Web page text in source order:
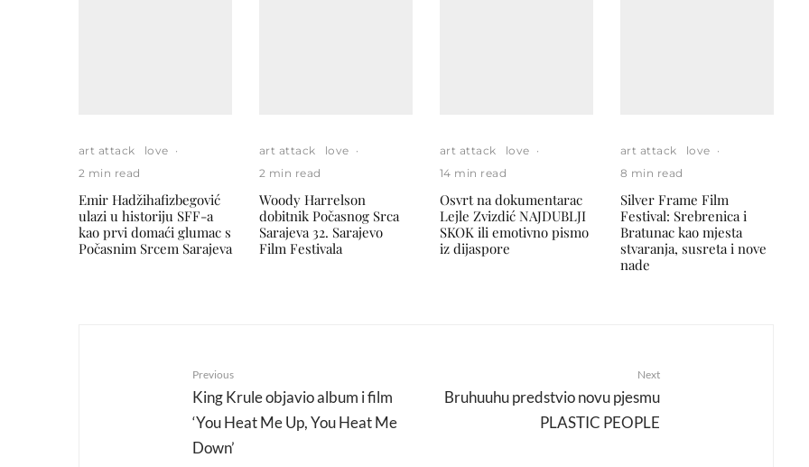
art attack love ·
2 min read
Emir Hadžihafizbegović
ulazi u historiju SFF-a
kao prvi domaći glumac s
Počasnim Srcem Sarajeva
art attack love ·
2 min read
Woody Harrelson
dobitnik Počasnog Srca
Sarajeva 32. Sarajevo
Film Festivala
art attack love ·
14 min read
Osvrt na dokumentarac
Lejle Zvizdić NAJDUBLJI
SKOK ili emotivno pismo
iz dijaspore
art attack love ·
8 min read
Silver Frame Film
Festival: Srebrenica i
Bratunac kao mjesta
stvaranja, susreta i nove
nade
Previous
King Krule objavio album i film
‘You Heat Me Up, You Heat Me
Down’
Next
Bruhuuhu predstvio novu pjesmu
PLASTIC PEOPLE